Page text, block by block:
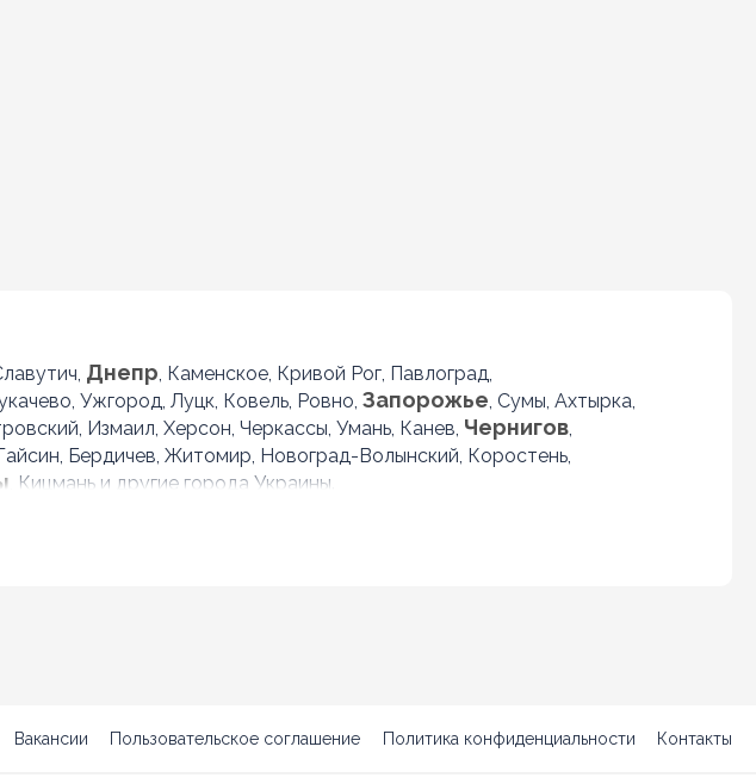
Днепр, Каменское, Кривой Рог, Павлоград,
Ужгород, Луцк, Ковель, Ровно, Запорожье, Сумы, Ахтырка,
Измаил, Херсон, Черкассы, Умань, Канев, Чернигов,
Бердичев, Житомир, Новоград-Волынский, Коростень,
, Кицмань и другие города Украины.
Вакансии Пользовательское соглашение Политика конфиденциальности Контакты